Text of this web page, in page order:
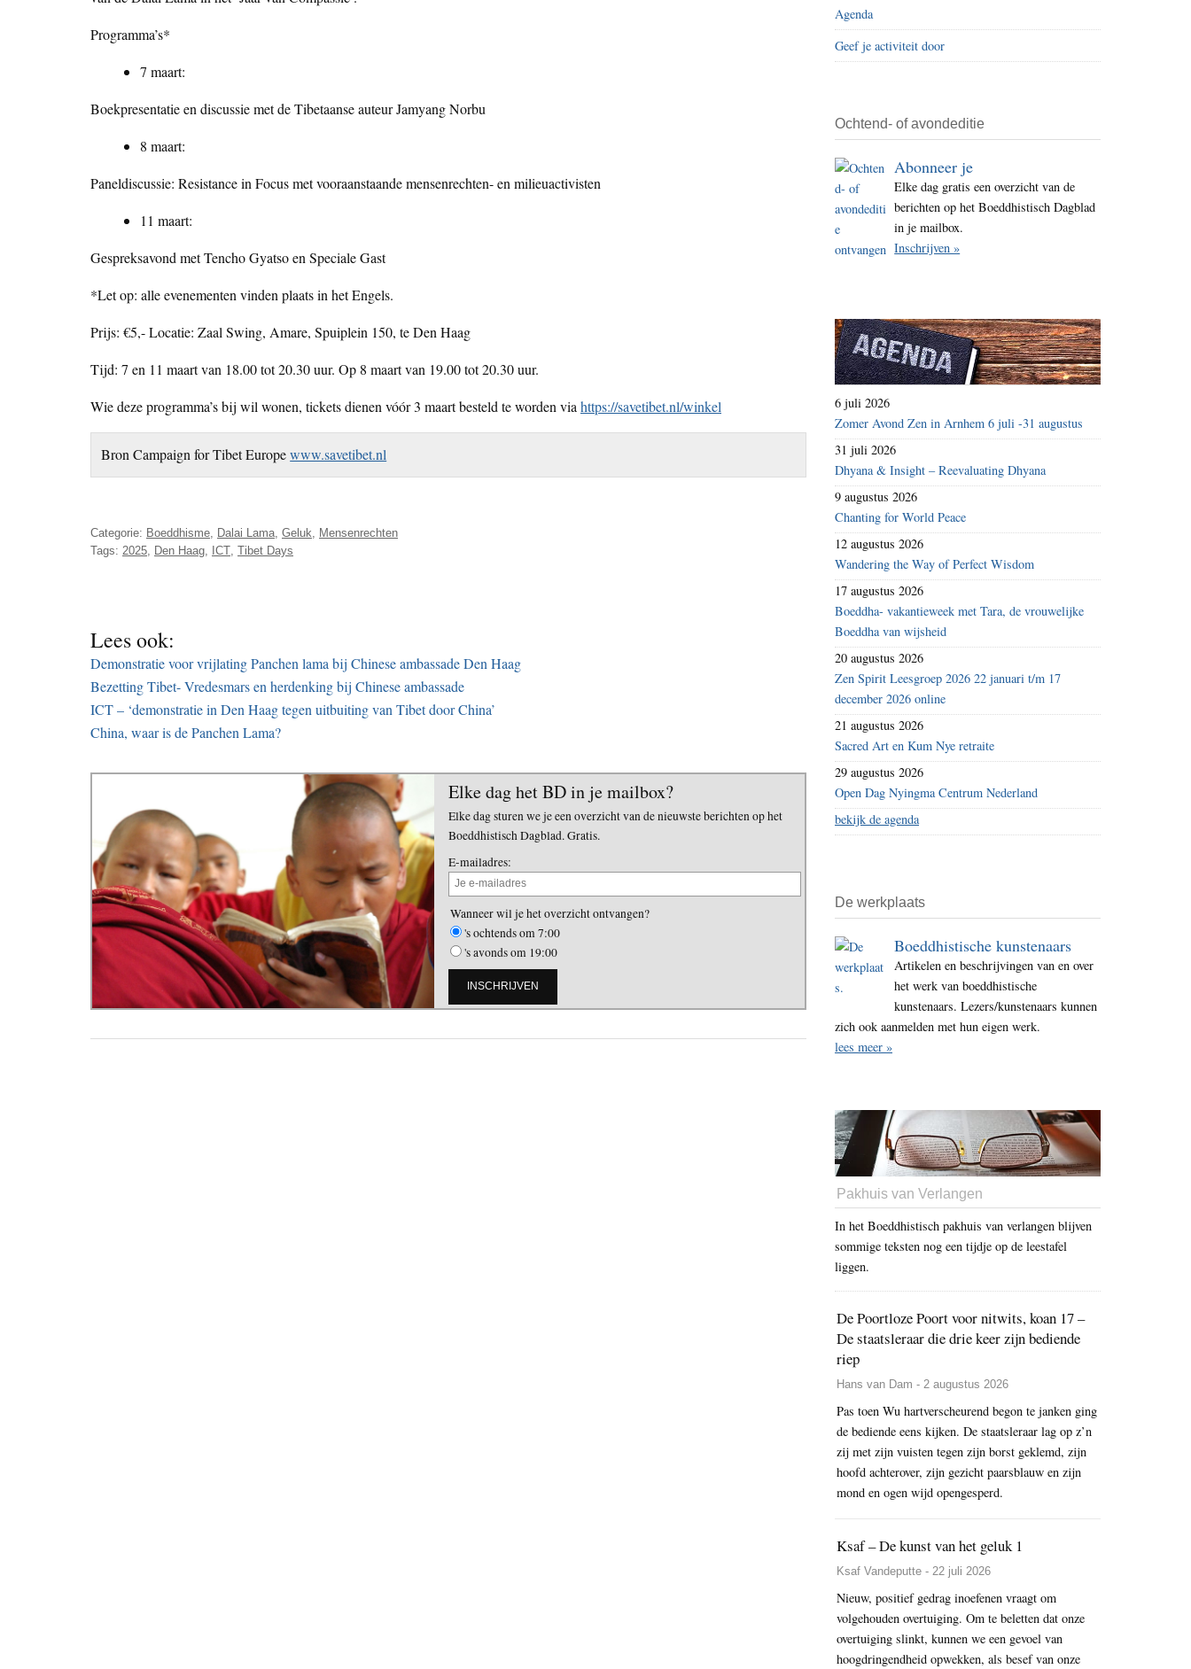
i
t
e
Programma’s*
7 maart:
Boekpresentatie en discussie met de Tibetaanse auteur Jamyang Norbu
8 maart:
Paneldiscussie: Resistance in Focus met vooraanstaande mensenrechten- en milieuactivisten
11 maart:
Gespreksavond met Tencho Gyatso en Speciale Gast
*Let op: alle evenementen vinden plaats in het Engels.
Prijs: €5,- Locatie: Zaal Swing, Amare, Spuiplein 150, te Den Haag
Tijd: 7 en 11 maart van 18.00 tot 20.30 uur. Op 8 maart van 19.00 tot 20.30 uur.
Wie deze programma’s bij wil wonen, tickets dienen vóór 3 maart besteld te worden via https://savetibet.nl/winkel
Bron Campaign for Tibet Europewww.savetibet.nl
Categorie: Boeddhisme Dalai Lama Geluk
Mensenrechten
Tags: 2025 Den Haag ICT Tibet Days
Lees ook:
Demonstratie voor vrijlating Panchen lama bij Chinese ambassade Den Haag
Bezetting Tibet- Vredesmars en herdenking bij Chinese ambassade
ICT – ‘demonstratie in Den Haag tegen uitbuiting van Tibet door China’
China, waar is de Panchen Lama?
Elke dag het BD in je mailbox?
Elke dag sturen we je een overzicht van de nieuwste berichten op het
Boeddhistisch Dagblad. Gratis.
E-mailadres:
Wanneer wil je het overzicht ontvangen?
's ochtends om 7:00
's avonds om 19:00
Agenda
Geef je activiteit door
Ochtend- of avondeditie
Abonneer je
Elke dag gratis een overzicht van de
berichten op het Boeddhistisch Dagblad
in je mailbox.
Inschrijven »
6 juli 2026
Zomer Avond Zen in Arnhem 6 juli -31 augustus
31 juli 2026
Dhyana & Insight – Reevaluating Dhyana
9 augustus 2026
Chanting for World Peace
12 augustus 2026
Wandering the Way of Perfect Wisdom
17 augustus 2026
Boeddha- vakantieweek met Tara, de vrouwelijke
Boeddha van wijsheid
20 augustus 2026
Zen Spirit Leesgroep 2026 22 januari t/m 17
december 2026 online
21 augustus 2026
Sacred Art en Kum Nye retraite
29 augustus 2026
Open Dag Nyingma Centrum Nederland
bekijk de agenda
De werkplaats
Boeddhistische kunstenaars
Artikelen en beschrijvingen van en over
het werk van boeddhistische
kunstenaars. Lezers/kunstenaars kunnen
zich ook aanmelden met hun eigen werk.
lees meer »
Pakhuis van Verlangen
In het Boeddhistisch pakhuis van verlangen blijven
sommige teksten nog een tijdje op de leestafel
liggen.
De Poortloze Poort voor nitwits, koan 17 –
De staatsleraar die drie keer zijn bediende
riep
Hans van Dam - 2 augustus 2026
Pas toen Wu hartverscheurend begon te janken ging
de bediende eens kijken. De staatsleraar lag op z’n
zij met zijn vuisten tegen zijn borst geklemd, zijn
hoofd achterover, zijn gezicht paarsblauw en zijn
mond en ogen wijd opengesperd.
Ksaf – De kunst van het geluk 1
Ksaf Vandeputte - 22 juli 2026
Nieuw, positief gedrag inoefenen vraagt om
volgehouden overtuiging. Om te beletten dat onze
overtuiging slinkt, kunnen we een gevoel van
hoogdringendheid opwekken, als besef van onze